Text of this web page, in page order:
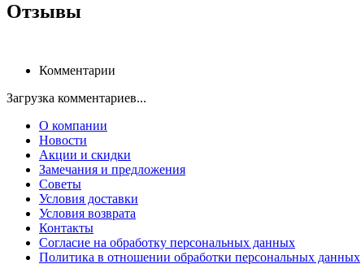
Отзывы
Комментарии
Загрузка комментариев...
О компании
Новости
Акции и скидки
Замечания и предложения
Советы
Условия доставки
Условия возврата
Контакты
Согласие на обработку персональных данных
Политика в отношении обработки персональных данных